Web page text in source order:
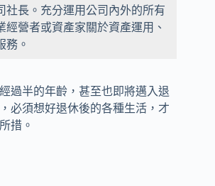
社長。充分運用公司內外的所有
經營者或資產家關於資產運用、
務。
過半的年齡，甚至也即將邁入退
必須想好退休後的各種生活，才
措。